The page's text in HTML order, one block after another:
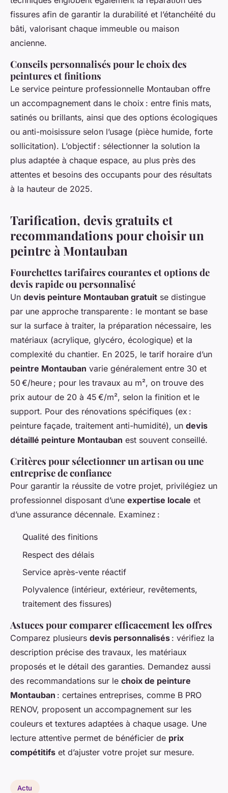
fissures afin de garantir la durabilité et l’étanchéité du
bâti, valorisant chaque immeuble ou maison
ancienne.
Conseils personnalisés pour le choix des
peintures et finitions
Le service peinture professionnelle Montauban offre
un accompagnement dans le choix : entre finis mats,
satinés ou brillants, ainsi que des options écologiques
ou anti-moisissure selon l’usage (pièce humide, forte
sollicitation). L’objectif : sélectionner la solution la
plus adaptée à chaque espace, au plus près des
attentes et besoins des occupants pour des résultats
à la hauteur de 2025.
Tarification, devis gratuits et
recommandations pour choisir un
peintre à Montauban
Fourchettes tarifaires courantes et options de
devis rapide ou personnalisé
Un devis peinture Montauban gratuit se distingue
par une approche transparente : le montant se base
sur la surface à traiter, la préparation nécessaire, les
matériaux (acrylique, glycéro, écologique) et la
complexité du chantier. En 2025, le tarif horaire d’un
peintre Montauban varie généralement entre 30 et
50 €/heure ; pour les travaux au m², on trouve des
prix autour de 20 à 45 €/m², selon la finition et le
support. Pour des rénovations spécifiques (ex :
peinture façade, traitement anti-humidité), un devis
détaillé peinture Montauban est souvent conseillé.
Critères pour sélectionner un artisan ou une
entreprise de confiance
Pour garantir la réussite de votre projet, privilégiez un
professionnel disposant d’une expertise locale et
d’une assurance décennale. Examinez :
Qualité des finitions
Respect des délais
Service après-vente réactif
Polyvalence (intérieur, extérieur, revêtements,
traitement des fissures)
Astuces pour comparer efficacement les offres
Comparez plusieurs devis personnalisés : vérifiez la
description précise des travaux, les matériaux
proposés et le détail des garanties. Demandez aussi
des recommandations sur le choix de peinture
Montauban : certaines entreprises, comme B PRO
RENOV, proposent un accompagnement sur les
couleurs et textures adaptées à chaque usage. Une
lecture attentive permet de bénéficier de prix
compétitifs et d’ajuster votre projet sur mesure.
Actu